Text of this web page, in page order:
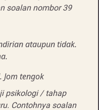
soalan nombor 39
ataupun tidak.
tengok
psikologi / tahap
Contohnya soalan